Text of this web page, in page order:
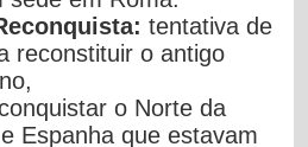
tentativa de
reconstituir o antigo
o Norte da
Espanha queestavam